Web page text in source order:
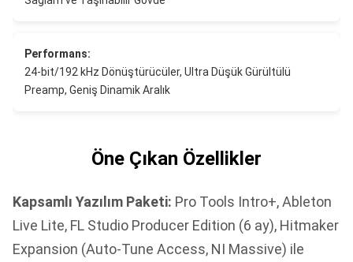
Performans:
24-bit/192 kHz Dönüştürücüler, Ultra Düşük Gürültülü
Preamp, Geniş Dinamik Aralık
Öne Çıkan Özellikler
Kapsamlı Yazılım Paketi: Pro Tools Intro+, Ableton
Live Lite, FL Studio Producer Edition (6 ay), Hitmaker
Expansion (Auto-Tune Access, NI Massive) ile